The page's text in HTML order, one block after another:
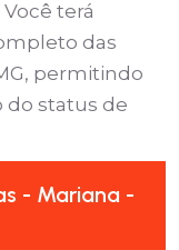
Você terá
das
permitindo
do status de
- Mariana -